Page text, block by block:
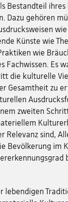
Bestandteil
Dazu gehören
Künste wie
wie
Fachwissen. Es
die kulturelle
Gesamtheit zu
zweiten
Relevanz sind,
Bevölkerung im
lebendigen